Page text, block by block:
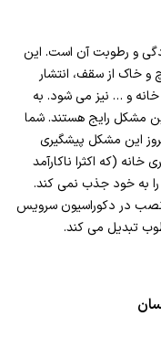
و رطوبت آن است. این
خاک از سقف، انتشار
و … نیز می شود. به
مشکل رایج هستند. شما
این مشکل پیشگیری
(که اکثرا ناکارآمد
به خود جذب نمی کند.
در دکوراسیون سرویس
تبدیل می کند.